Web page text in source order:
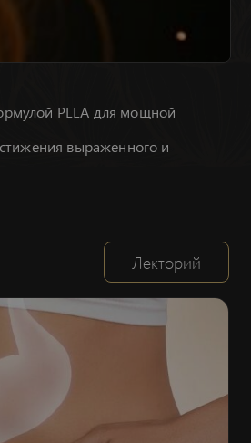
PLLA для мощной
выраженного и
Лекторий